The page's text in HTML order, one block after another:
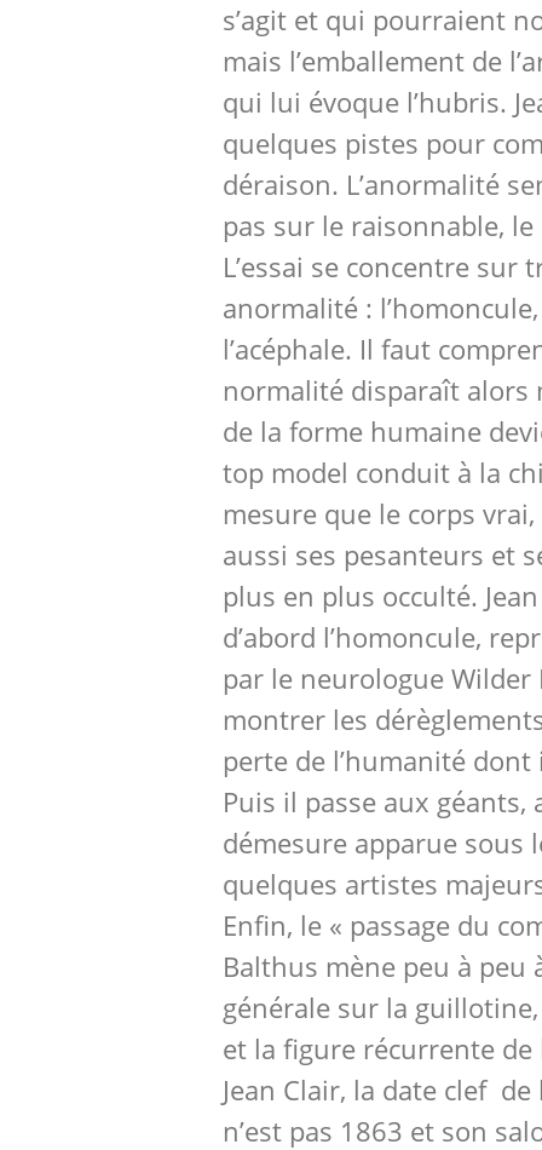
s’agit et qui pourraient
mais l’emballement de
qui lui évoque l’hubris.
quelques pistes pour
déraison. L’anormalité
pas sur le raisonnable,
L’essai se concentre sur
anormalité :
l’acéphale. Il faut
normalité disparaît alors
de la forme humaine
top model conduit à la
mesure que le corps
aussi ses pesanteurs et
plus en plus occulté.
d’abord l’homoncule,
par le neurologue
montrer les
perte de l’humanité
Puis il passe aux
démesure apparue sous
quelques artistes
Enfin, le « passage du
Balthus mène peu à
générale sur la
et la figure récurrente de
Jean Clair, la date clef
n’est pas 1863 et son